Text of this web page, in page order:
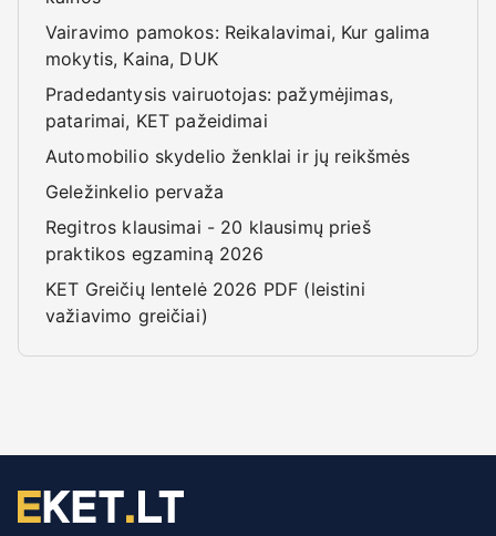
Vairavimo pamokos: Reikalavimai, Kur galima
mokytis, Kaina, DUK
Pradedantysis vairuotojas: pažymėjimas,
patarimai, KET pažeidimai
Automobilio skydelio ženklai ir jų reikšmės
Geležinkelio pervaža
Regitros klausimai - 20 klausimų prieš
praktikos egzaminą 2026
KET Greičių lentelė 2026 PDF (leistini
važiavimo greičiai)